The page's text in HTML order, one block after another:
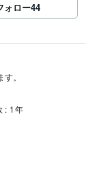
ォロー44
。
: 1年